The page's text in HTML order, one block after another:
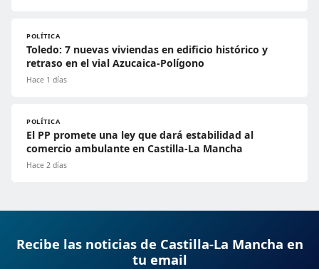
POLÍTICA
Toledo: 7 nuevas viviendas en edificio histórico y
retraso en el vial Azucaica-Polígono
Hace 1 días
POLÍTICA
El PP promete una ley que dará estabilidad al
comercio ambulante en Castilla-La Mancha
Hace 2 días
Recibe las noticias de Castilla-La Mancha en
tu email